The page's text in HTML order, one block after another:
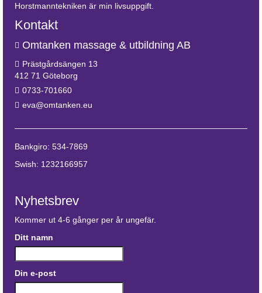
Horstmanntekniken är min livsuppgift.
Kontakt
Omtanken massage & utbildning AB
Prästgårdsängen 13
412 71 Göteborg
0733-701660
eva@omtanken.eu
Bankgiro: 534-7869
Swish: 1232166957
Nyhetsbrev
Kommer ut 4-6 gånger per år ungefär.
Ditt namn
Din e-post